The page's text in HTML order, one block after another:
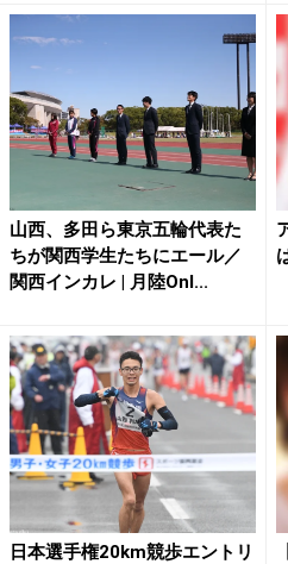
山西、多田ら東京五輪代表た
ちが関西学生たちにエール／
関西インカレ | 月陸Onl...
日本選手権20km競歩エントリ